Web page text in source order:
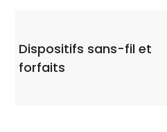
Dispositifs sans-fil et
forfaits